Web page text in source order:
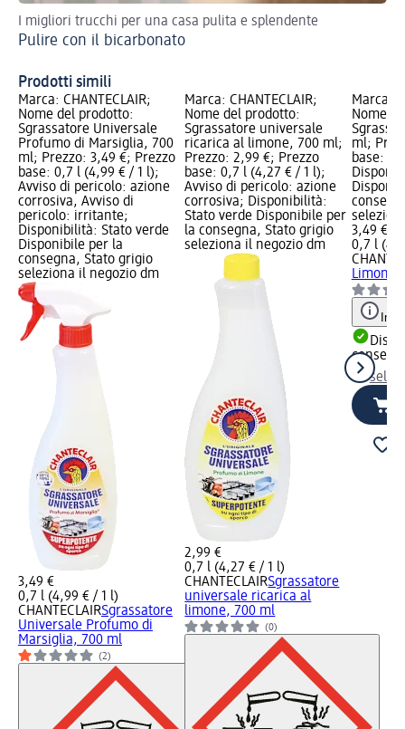
I migliori trucchi per una casa pulita e splendente
Pulire con il bicarbonato
Prodotti simili
Marca: CHANTECLAIR;
Nome del prodotto:
Sgrassatore Universale
Profumo di Marsiglia, 700
ml; Prezzo: 3,49 €; Prezzo
base: 0,7 l (4,99 € / 1 l);
Avviso di pericolo: azione
corrosiva, Avviso di
pericolo: irritante;
Disponibilità: Stato verde
Disponibile per la
consegna, Stato grigio
seleziona il negozio dm
3,49 €
0,7 l (4,99 € / 1 l)
CHANTECLAIRSgrassatore
Universale Profumo di
Marsiglia, 700 ml
(2)
Marca: CHANTECLAIR;
Nome del prodotto:
Sgrassatore universale
ricarica al limone, 700 ml;
Prezzo: 2,99 €; Prezzo
base: 0,7 l (4,27 € / 1 l);
Avviso di pericolo: azione
corrosiva; Disponibilità:
Stato verde Disponibile per
la consegna, Stato grigio
seleziona il negozio dm
2,99 €
0,7 l (4,27 € / 1 l)
CHANTECLAIRSgrassatore
universale ricarica al
limone, 700 ml
(0)
Marca:
Nome
ml;
base:
3,49 €
0,7 l
Limone,